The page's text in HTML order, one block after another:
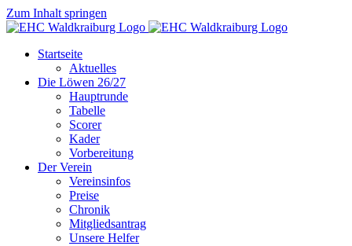
Zum Inhalt springen
Startseite
Aktuelles
Die Löwen 26/27
Hauptrunde
Tabelle
Scorer
Kader
Vorbereitung
Der Verein
Vereinsinfos
Preise
Chronik
Mitgliedsantrag
Unsere Helfer